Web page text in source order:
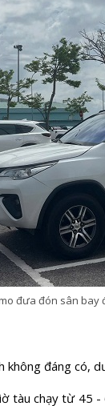
đưa đón sân bay
không đáng có,
tàu chạy từ 45